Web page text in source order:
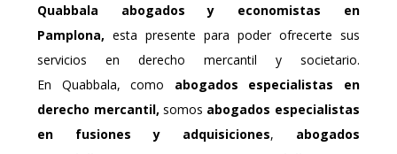
Quabbala
abogados y economistas en
Pamplona, esta presente para poder ofrecerte sus
servicios en derecho mercantil y societario.
En Quabbala, como abogados especialistas en
derecho mercantil, somos abogados especialistas
en fusiones y adquisiciones, abogados